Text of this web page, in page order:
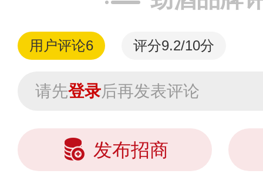
用户评论6 评分9.2/10分
请先登录后再发表评论
发布招商